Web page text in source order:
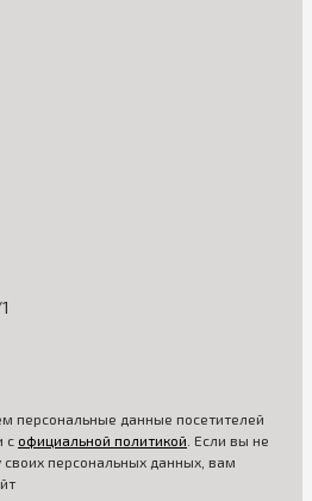
персональные данные посетителей
с официальной политикой . Если вы не
своих персональных данных, вам